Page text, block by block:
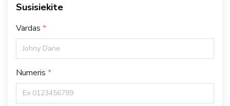
Susisiekite
Vardas
Numeris